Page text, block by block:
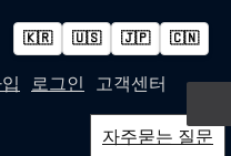
로그인 고객센터
자주묻는 질문
🇰🇷 🇺🇸 🇯🇵 🇨🇳